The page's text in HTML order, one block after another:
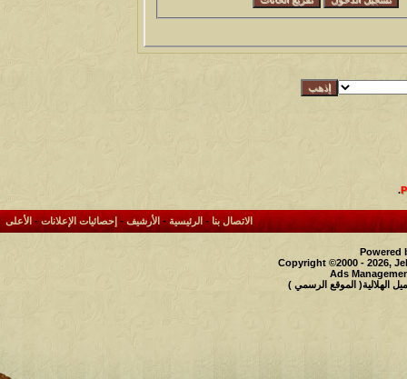
.
الاتصال بنا- الرئيسية-الأرشيف- إحصائيات الإعلانات- الأعلى
Powered
Copyright ©2000 - 2026,
Ads
الهلالية( الموقع الرسمي )